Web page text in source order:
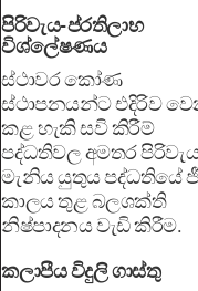
පිරිවැය-ප්රතිලාභ
විශ්ලේෂණය
ස්ථාවර කෝණ
ස්ථාපනයන්ට එදිරිව
කළ හැකි සවි කිරීම්
පද්ධතිවල අමතර පිරිවැය
මැනිය යුතුය පද්ධතියේ
කාලය තුළ බලශක්ති
නිෂ්පාදනය වැඩි කිරීම.
කලාපීය විදුලි ගාස්තු